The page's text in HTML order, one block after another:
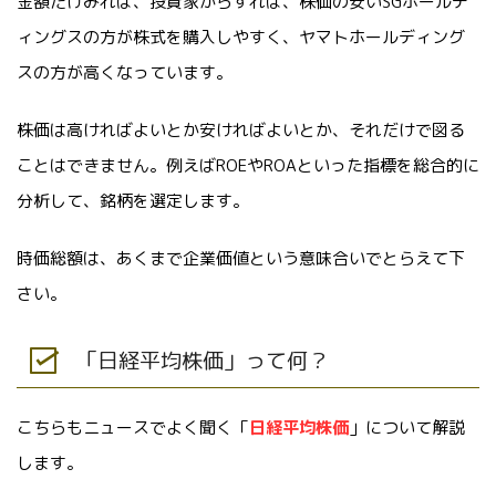
ィングスの方が株式を購入しやすく、ヤマトホールディング
スの方が高くなっています。
株価は高ければよいとか安ければよいとか、それだけで図る
ことはできません。例えばROEやROAといった指標を総合的に
分析して、銘柄を選定します。
時価総額は、あくまで企業価値という意味合いでとらえて下
さい。
「日経平均株価」って何？
こちらもニュースでよく聞く「日経平均株価」について解説
します。